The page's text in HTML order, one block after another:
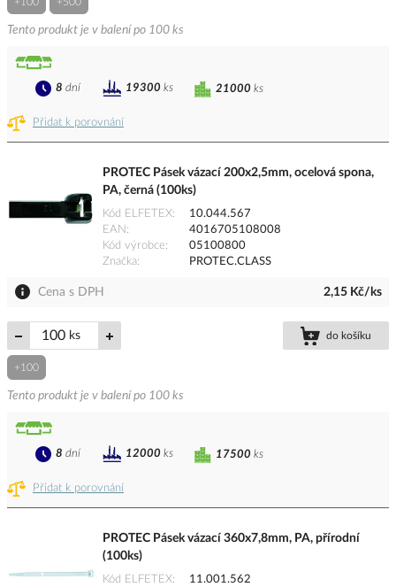
+100 +500
Tento produkt je v balení po 100 ks
Přidat k porovnání
21000 ks
8 dní 19300 ks
PROTEC Pásek vázací 200x2,5mm, ocelová spona,
PA, černá (100ks)
Kód ELFETEX
10.044.567
EAN
4016705108008
Kód výrobce
05100800
Značka
PROTEC.CLASS
Cena s DPH 2,15 Kč/ks
ks do košíku
+100
Tento produkt je v balení po 100 ks
Přidat k porovnání
17500 ks
8 dní 12000 ks
PROTEC Pásek vázací 360x7,8mm, PA, přírodní
(100ks)
Kód ELFETEX
11.001.562